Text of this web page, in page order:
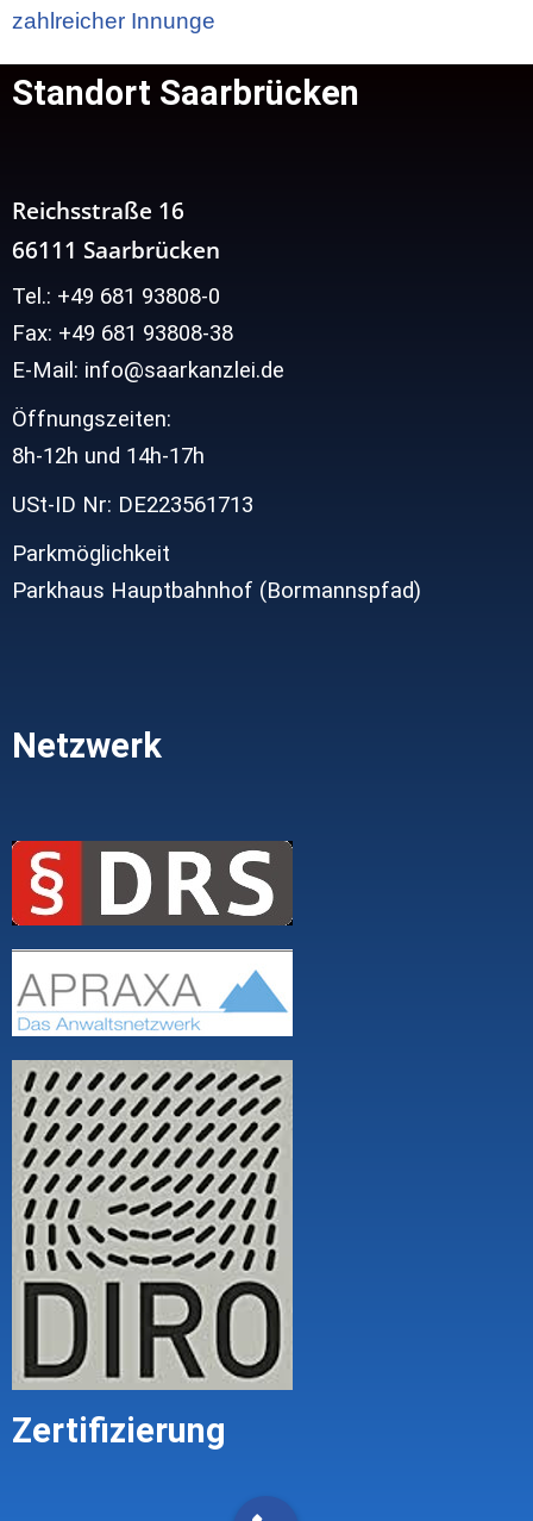
zahlreicher Innunge
Standort Saarbrücken
Reichsstraße 16
66111 Saarbrücken
Tel.: +49 681 93808-0
Fax: +49 681 93808-38
E-Mail: info@saarkanzlei.de
Öffnungszeiten:
8h-12h und 14h-17h
USt-ID Nr: DE223561713
Parkmöglichkeit
Parkhaus Hauptbahnhof (Bormannspfad)
Netzwerk
Zertifizierung